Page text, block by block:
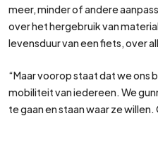
meer, minder of andere
over het hergebruik van
levensduur van een fiets, over
“Maar voorop staat dat we ons
mobiliteit van iedereen. We
te gaan en staan waar ze willen.